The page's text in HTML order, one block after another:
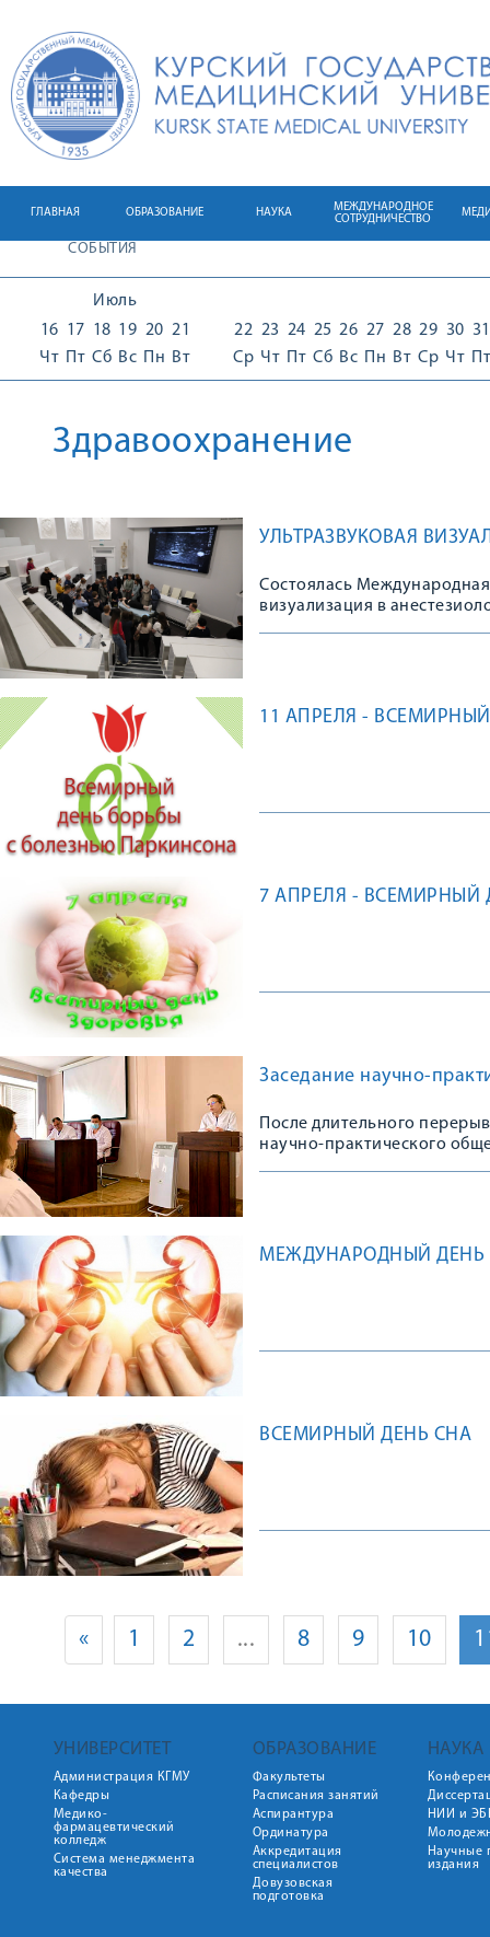
ГЛАВНАЯ ОБРАЗОВАНИЕ НАУКА
МЕЖДУНАРОДНОЕ
СОТРУДНИЧЕСТВО
СОБЫТИЯ
Июль
16
Чт
17
Пт
18
Сб
19
Вс
20
Пн
21
Вт
22
Ср
23
Чт
24
Пт
25
Сб
26
Вс
27
Пн
28
Вт
29
Ср
30
Чт
31
Пт
Здравоохранение
УЛЬТРАЗВУКОВАЯ
Состоялась
визуализация в
11 АПРЕЛЯ -
7 АПРЕЛЯ - ВСЕМИРНЫЙ
Заседание научно-
После длительного
научно-практического
МЕЖДУНАРОДНЫЙ ДЕНЬ
ВСЕМИРНЫЙ ДЕНЬ СНА
« 1 2 ... 8 9 10
УНИВЕРСИТЕТ
Администрация КГМУ
Кафедры
Медико-
фармацевтический
колледж
Система менеджмента
качества
ОБРАЗОВАНИЕ
Факультеты
Расписания занятий
Аспирантура
Ординатура
Аккредитация
специалистов
Довузовская
подготовка
НАУКА
НИИ и
Научные
издания